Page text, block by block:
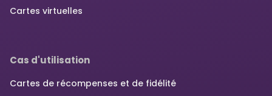
Cartes virtuelles
Cas d'utilisation
Cartes de récompenses et de fidélité